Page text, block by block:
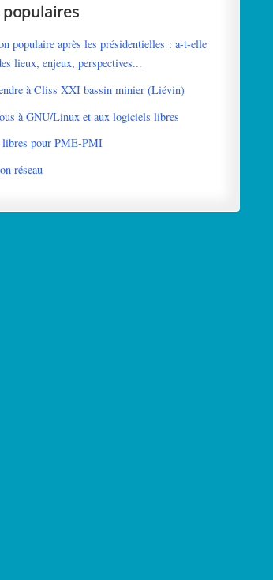
populaires
populaire après les présidentielles : a-t-elle
lieux, enjeux, perspectives...
à Cliss XXI bassin minier (Liévin)
à GNU/Linux et aux logiciels libres
pour PME-PMI
réseau